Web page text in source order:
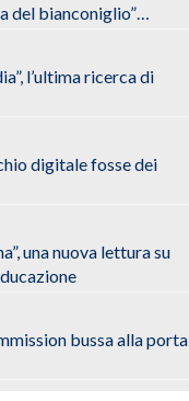
del bianconiglio”…
l’ultima ricerca di
digitale fosse dei
una nuova lettura su
bussa alla porta